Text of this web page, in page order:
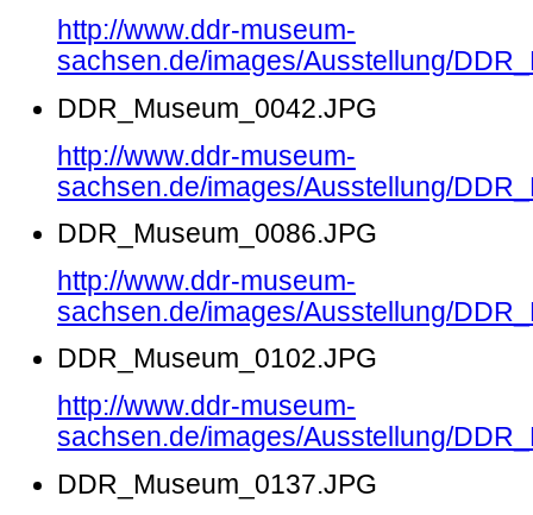
http://www.ddr-museum-
sachsen.de/images/Ausstellung/
DDR_Museum_0042.JPG
http://www.ddr-museum-
sachsen.de/images/Ausstellung/
DDR_Museum_0086.JPG
http://www.ddr-museum-
sachsen.de/images/Ausstellung/
DDR_Museum_0102.JPG
http://www.ddr-museum-
sachsen.de/images/Ausstellung/
DDR_Museum_0137.JPG